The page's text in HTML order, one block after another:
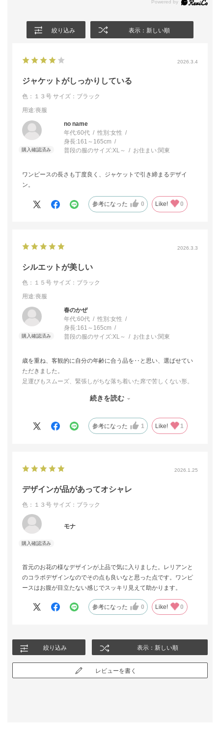
絞り込み 表示：新しい順
2026.3.4
ジャケットがしっかりしている
色：１３号 サイズ：ブラック
用途:喪服
no name
年代:60代 性別:女性
身長:161～165cm
普段の服のサイズ:XL～ お住まい:関東
ワンピースの長さも丁度良く、ジャケットで引き締まるデザイ
ン。
参考になった 0 Like! 0
2026.3.3
シルエットが美しい
色：１５号 サイズ：ブラック
用途:喪服
春のかぜ
年代:60代 性別:女性
身長:161～165cm
普段の服のサイズ:XL～ お住まい:関東
歳を重ね、客観的に自分の年齢に合う品を‥と思い、選ばせてい
ただきました。
足運びもスムーズ、緊張しがちな落ち着いた席で苦しくない形。
げで、サイズに悩んでいた私ですが、納得の品を購入できまし
た。ありがとうございました。
続きを読む
参考になった 1 Like! 1
2026.1.25
デザインが品があってオシャレ
色：１３号 サイズ：ブラック
モナ
首元のお花の様なデザインが上品で気に入りました。レリアンと
のコラボデザインなのでその点も良いなと思った点です。ワンピ
ースはお腹が目立たない感じでスッキリ見えて助かります。
参考になった 0 Like! 0
絞り込み 表示：新しい順
レビューを書く